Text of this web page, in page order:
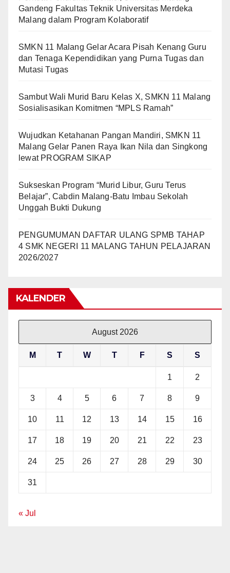
Gandeng Fakultas Teknik Universitas Merdeka
Malang dalam Program Kolaboratif
SMKN 11 Malang Gelar Acara Pisah Kenang Guru
dan Tenaga Kependidikan yang Purna Tugas dan
Mutasi Tugas
Sambut Wali Murid Baru Kelas X, SMKN 11 Malang
Sosialisasikan Komitmen “MPLS Ramah”
Wujudkan Ketahanan Pangan Mandiri, SMKN 11
Malang Gelar Panen Raya Ikan Nila dan Singkong
lewat PROGRAM SIKAP
Sukseskan Program “Murid Libur, Guru Terus
Belajar”, Cabdin Malang-Batu Imbau Sekolah
Unggah Bukti Dukung
PENGUMUMAN DAFTAR ULANG SPMB TAHAP
4 SMK NEGERI 11 MALANG TAHUN PELAJARAN
2026/2027
KALENDER
August 2026
M T W T F S S
1 2
3 4 5 6 7 8 9
10 11 12 13 14 15 16
17 18 19 20 21 22 23
24 25 26 27 28 29 30
31
« Jul